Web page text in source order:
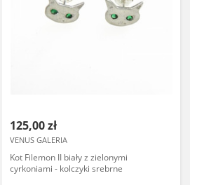
125,00 zł
VENUS GALERIA
Kot Filemon II biały z zielonymi
cyrkoniami - kolczyki srebrne